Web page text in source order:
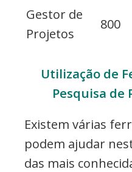
Gestor de
Projetos
800
Utilização de
Pesquisa de
Existem várias
podem ajudar
das mais